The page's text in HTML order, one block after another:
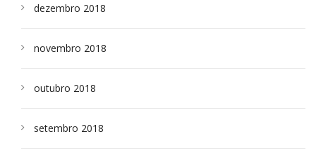
dezembro 2018
novembro 2018
outubro 2018
setembro 2018